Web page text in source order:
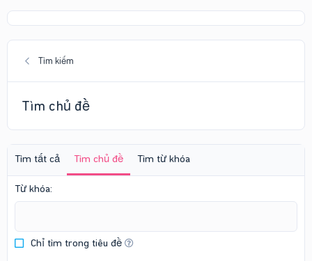
Tìm kiếm
Tìm chủ đề
Tìm tất cả Tìm chủ đề Tìm từ khóa
Từ khóa
Chỉ tìm trong tiêu đề